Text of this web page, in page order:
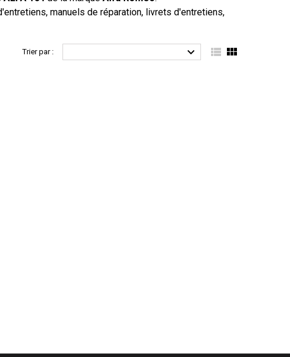
manuels de réparation, livrets d'entretiens,
Trier par :   